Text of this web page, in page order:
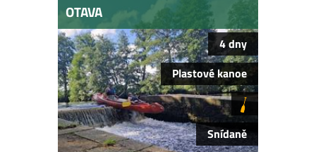
OTAVA
4 dny
Plastové kanoe
Snídaně